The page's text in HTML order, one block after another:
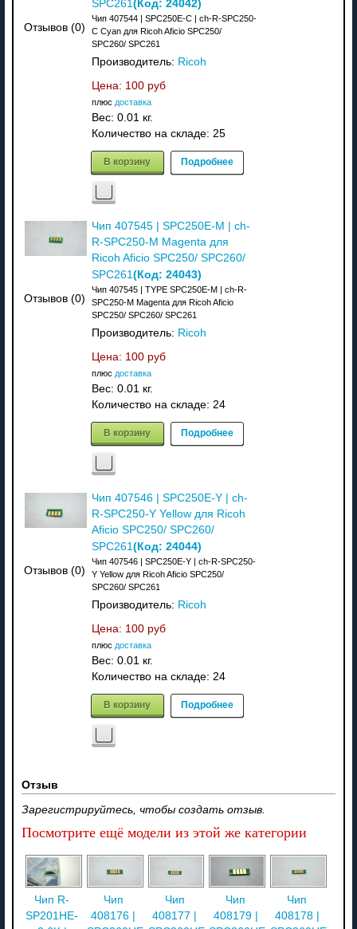
Отзывов (0)
SPC261 (Код: 24042)
Чип 407544 | SPC250E-C | ch-R-SPC250-
C Cyan для Ricoh Aficio SPC250/
SPC260/ SPC261
Производитель: Ricoh
Цена: 100 руб
плюс доставка
Вес: 0.01 кг.
Количество на складе: 25
В корзину Подробнее
Отзывов (0)
Чип 407545 | SPC250E-M | ch-
R-SPC250-M Magenta для
Ricoh Aficio SPC250/ SPC260/
SPC261 (Код: 24043)
Чип 407545 | TYPE SPC250E-M | ch-R-
SPC250-M Magenta для Ricoh Aficio
SPC250/ SPC260/ SPC261
Производитель: Ricoh
Цена: 100 руб
плюс доставка
Вес: 0.01 кг.
Количество на складе: 24
В корзину Подробнее
Отзывов (0)
Чип 407546 | SPC250E-Y | ch-
R-SPC250-Y Yellow для Ricoh
Aficio SPC250/ SPC260/
SPC261 (Код: 24044)
Чип 407546 | SPC250E-Y | ch-R-SPC250-
Y Yellow для Ricoh Aficio SPC250/
SPC260/ SPC261
Производитель: Ricoh
Цена: 100 руб
плюс доставка
Вес: 0.01 кг.
Количество на складе: 24
В корзину Подробнее
Отзыв
Зарегистрируйтесь, чтобы создать отзыв.
Посмотрите ещё модели из этой же категории
Чип R-
SP201HE-
Чип
408176 |
Чип
408177 |
Чип
408179 |
Чип
408178 |